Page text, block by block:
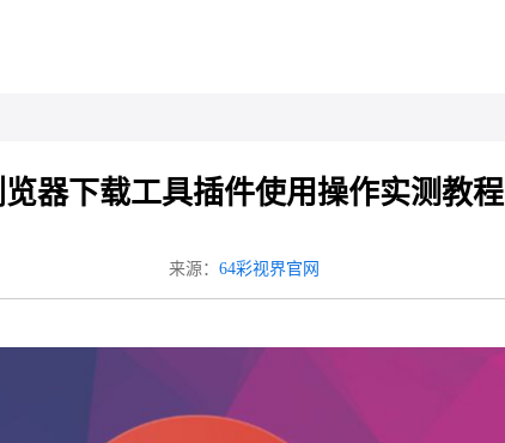
览器下载工具插件使用操作实测教程
来源： 64彩视界官网